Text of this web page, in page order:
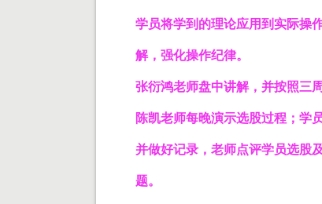
学员将学到的理论应用到实际操
解，强化操作纪律。
张衍鸿老师盘中讲解，并按照三
陈凯老师每晚演示选股过程；学
并做好记录，老师点评学员选股
题。